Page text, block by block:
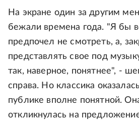
На экране один за другим
бежали времена года. "Я бы
предпочел не смотреть, а,
представлять свое под
так, наверное, понятнее", -
справа. Но классика
публике вполне понятной.
откликнулась на